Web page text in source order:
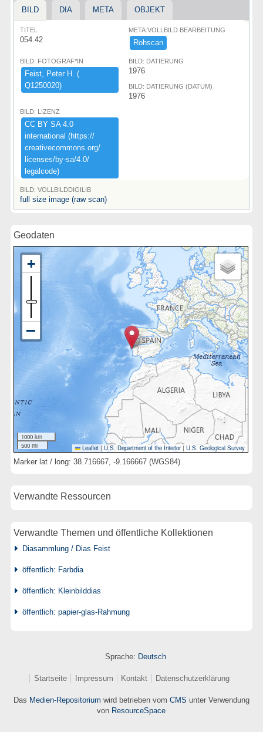
BILD DIA META OBJEKT
TITEL
054.42
META:VOLLBILD BEARBEITUNG
Rohscan
BILD: FOTOGRAF*IN
Feist,​ ​Peter ​H.​ ​(​
Q1250020)​
BILD: DATIERUNG
1976
BILD: DATIERUNG (DATUM)
1976
BILD: LIZENZ
CC ​BY ​SA ​4.​0 ​
international ​(​https:​/​/​
creativecommons.​org/​
licenses/​by-​sa/​4.​0/​
legalcode)​
BILD: VOLLBILDDIGILIB
full size image (raw scan)
Geodaten
1000 km
500 mi
Leaflet | U.S. Department of the Interior|U.S. Geological Survey
Marker lat / long: 38.716667, -9.166667 (WGS84)
Verwandte Ressourcen
Verwandte Themen und öffentliche Kollektionen
Diasammlung / Dias Feist
öffentlich: Farbdia
öffentlich: Kleinbilddias
öffentlich: papier-glas-Rahmung
Sprache: Deutsch
Startseite Impressum Kontakt Datenschutzerklärung
Das Medien-Repositorium wird betrieben vom CMS unter Verwendung
von ResourceSpace